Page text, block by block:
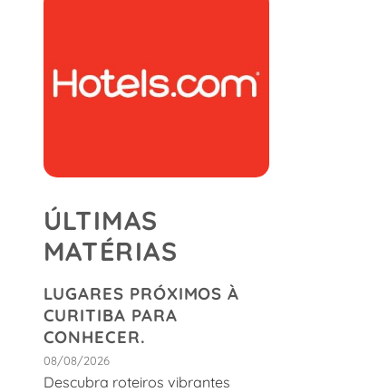
ÚLTIMAS
MATÉRIAS
LUGARES PRÓXIMOS À
CURITIBA PARA
CONHECER.
08/08/2026
Descubra roteiros vibrantes